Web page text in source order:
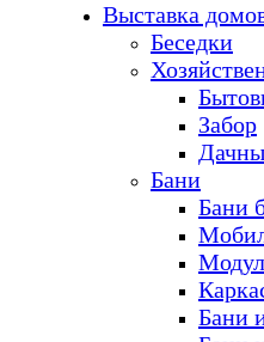
Выставка
Беседки
Забор
Бани
Бани
Бани